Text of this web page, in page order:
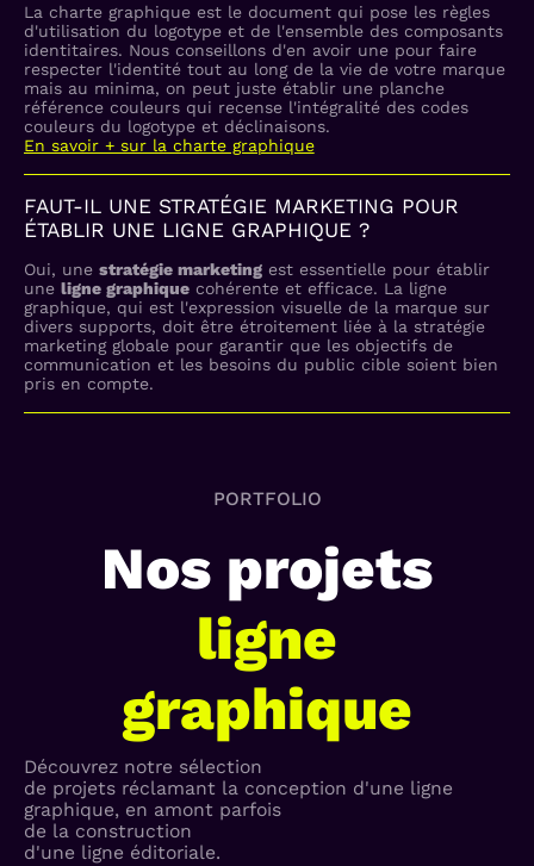
La charte graphique est le document qui pose les règles
d'utilisation du logotype et de l'ensemble des composants
identitaires. Nous conseillons d'en avoir une pour faire
respecter l'identité tout au long de la vie de votre marque
mais au minima, on peut juste établir une planche
référence couleurs qui recense l'intégralité des codes
couleurs du logotype et déclinaisons.
En savoir + sur la charte graphique
FAUT-IL UNE STRATÉGIE MARKETING POUR
ÉTABLIR UNE LIGNE GRAPHIQUE ?
Oui, une stratégie marketingest essentielle pour établir
une ligne graphiquecohérente et efficace. La ligne
graphique, qui est l'expression visuelle de la marque sur
divers supports, doit être étroitement liée à la stratégie
marketing globale pour garantir que les objectifs de
communication et les besoins du public cible soient bien
pris en compte.
PORTFOLIO
Nos projets
ligne
graphique
Découvrez notre sélection
de projets réclamant la conception d'une ligne
graphique, en amont parfois
de la construction
d'une ligne éditoriale.